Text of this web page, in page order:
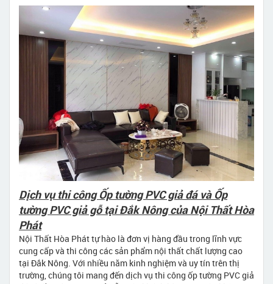
Dịch vụ thi công Ốp tường PVC giả đá và Ốp
tường PVC giả gỗ tại Đắk Nông của Nội Thất Hòa
Phát
Nội Thất Hòa Phát tự hào là đơn vị hàng đầu trong lĩnh vực
cung cấp và thi công các sản phẩm nội thất chất lượng cao
tại Đắk Nông. Với nhiều năm kinh nghiệm và uy tín trên thị
trường, chúng tôi mang đến dịch vụ thi công ốp tường PVC giả